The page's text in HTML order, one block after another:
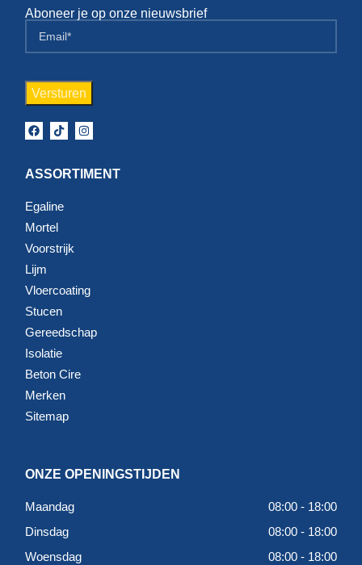
Aboneer je op onze nieuwsbrief
ASSORTIMENT
Egaline
Mortel
Voorstrijk
Lijm
Vloercoating
Stucen
Gereedschap
Isolatie
Beton Cire
Merken
Sitemap
ONZE OPENINGSTIJDEN
Maandag
08:00 - 18:00
Dinsdag
08:00 - 18:00
Woensdag
08:00 - 18:00